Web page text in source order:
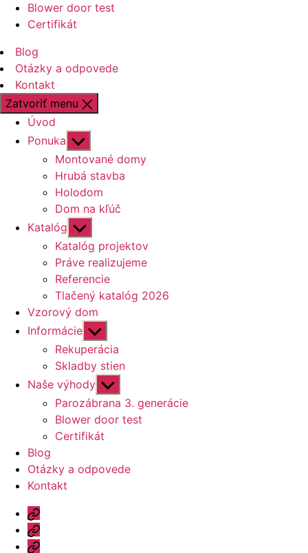
Blower door test
Certifikát
Blog
Otázky a odpovede
Kontakt
Zatvoriť menu
Úvod
Ponuka Zobraziť
druhú
úroveň
navigácie
Montované domy
Hrubá stavba
Holodom
Dom na kľúč
Katalóg Zobraziť
druhú
úroveň
navigácie
Katalóg projektov
Práve realizujeme
Referencie
Tlačený katalóg 2026
Vzorový dom
Informácie Zobraziť
druhú
úroveň
navigácie
Rekuperácia
Skladby stien
Naše výhody Zobraziť
druhú
úroveň
navigácie
Parozábrana 3. generácie
Blower door test
Certifikát
Blog
Otázky a odpovede
Kontakt
Úvod
Ponuka
Katalóg